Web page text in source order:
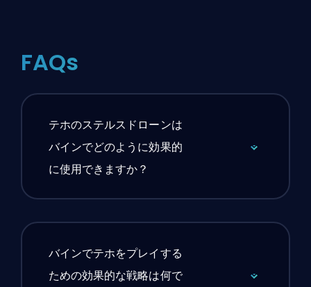
FAQs
テホのステルスドローンは
バインでどのように効果的
に使用できますか？
バインでテホをプレイする
ための効果的な戦略は何で